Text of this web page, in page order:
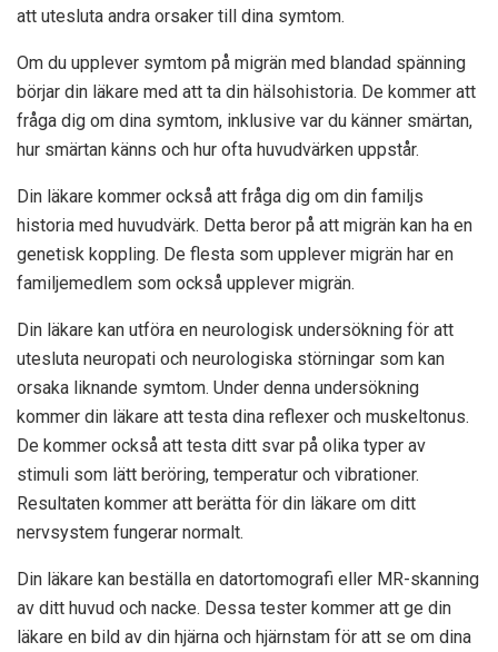
att utesluta andra orsaker till dina symtom.
Om du upplever symtom på migrän med blandad spänning
börjar din läkare med att ta din hälsohistoria. De kommer att
fråga dig om dina symtom, inklusive var du känner smärtan,
hur smärtan känns och hur ofta huvudvärken uppstår.
Din läkare kommer också att fråga dig om din familjs
historia med huvudvärk. Detta beror på att migrän kan ha en
genetisk koppling. De flesta som upplever migrän har en
familjemedlem som också upplever migrän.
Din läkare kan utföra en neurologisk undersökning för att
utesluta neuropati och neurologiska störningar som kan
orsaka liknande symtom. Under denna undersökning
kommer din läkare att testa dina reflexer och muskeltonus.
De kommer också att testa ditt svar på olika typer av
stimuli som lätt beröring, temperatur och vibrationer.
Resultaten kommer att berätta för din läkare om ditt
nervsystem fungerar normalt.
Din läkare kan beställa en datortomografi eller MR-skanning
av ditt huvud och nacke. Dessa tester kommer att ge din
läkare en bild av din hjärna och hjärnstam för att se om dina